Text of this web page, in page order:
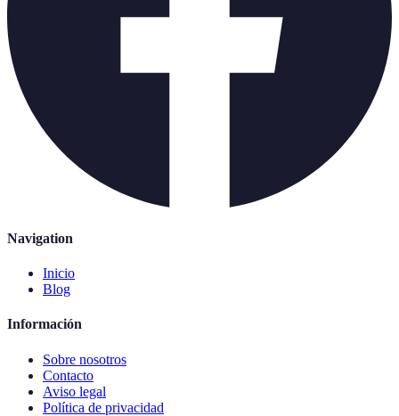
Navigation
Inicio
Blog
Información
Sobre nosotros
Contacto
Aviso legal
Política de privacidad